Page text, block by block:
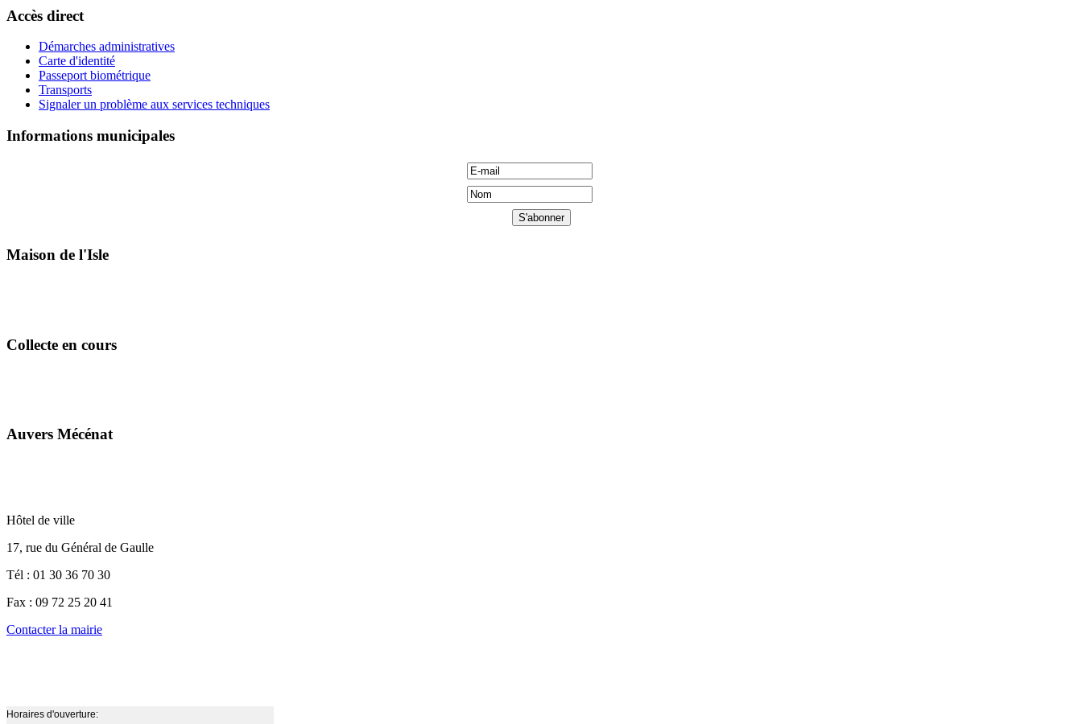
Accès direct
Démarches administratives
Carte d'identité
Passeport biométrique
Transports
Signaler un problème aux services techniques
Informations municipales
Maison de l'Isle
Collecte en cours
Auvers Mécénat
Hôtel de ville
17, rue du Général de Gaulle
Tél : 01 30 36 70 30
Fax : 09 72 25 20 41
Contacter la mairie
Horaires d'ouverture: